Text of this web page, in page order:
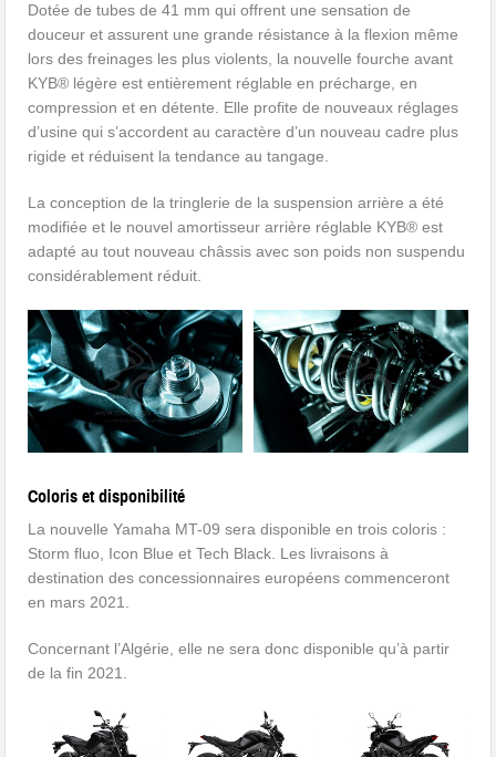
Dotée de tubes de 41 mm qui offrent une sensation de
douceur et assurent une grande résistance à la flexion même
lors des freinages les plus violents, la nouvelle fourche avant
KYB® légère est entièrement réglable en précharge, en
compression et en détente. Elle profite de nouveaux réglages
d’usine qui s’accordent au caractère d’un nouveau cadre plus
rigide et réduisent la tendance au tangage.
La conception de la tringlerie de la suspension arrière a été
modifiée et le nouvel amortisseur arrière réglable KYB® est
adapté au tout nouveau châssis avec son poids non suspendu
considérablement réduit.
Coloris et disponibilité
La nouvelle Yamaha MT-09 sera disponible en trois coloris :
Storm fluo, Icon Blue et Tech Black. Les livraisons à
destination des concessionnaires européens commenceront
en mars 2021.
Concernant l’Algérie, elle ne sera donc disponible qu’à partir
de la fin 2021.